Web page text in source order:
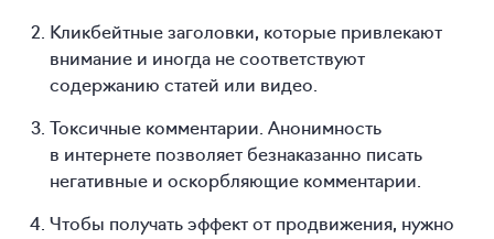
Кликбейтные заголовки, которые привлекают
внимание и иногда не соответствуют
содержанию статей или видео.
Токсичные комментарии. Анонимность
в интернете позволяет безнаказанно писать
негативные и оскорбляющие комментарии.
Чтобы получать эффект от продвижения, нужно